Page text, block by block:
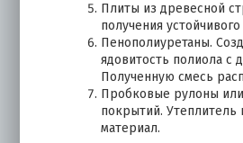
Плиты из древесной
получения
Пенополиуретаны.
ядовитость полиола с
Полученную смесь
Пробковые рулоны
покрытий.
материал.